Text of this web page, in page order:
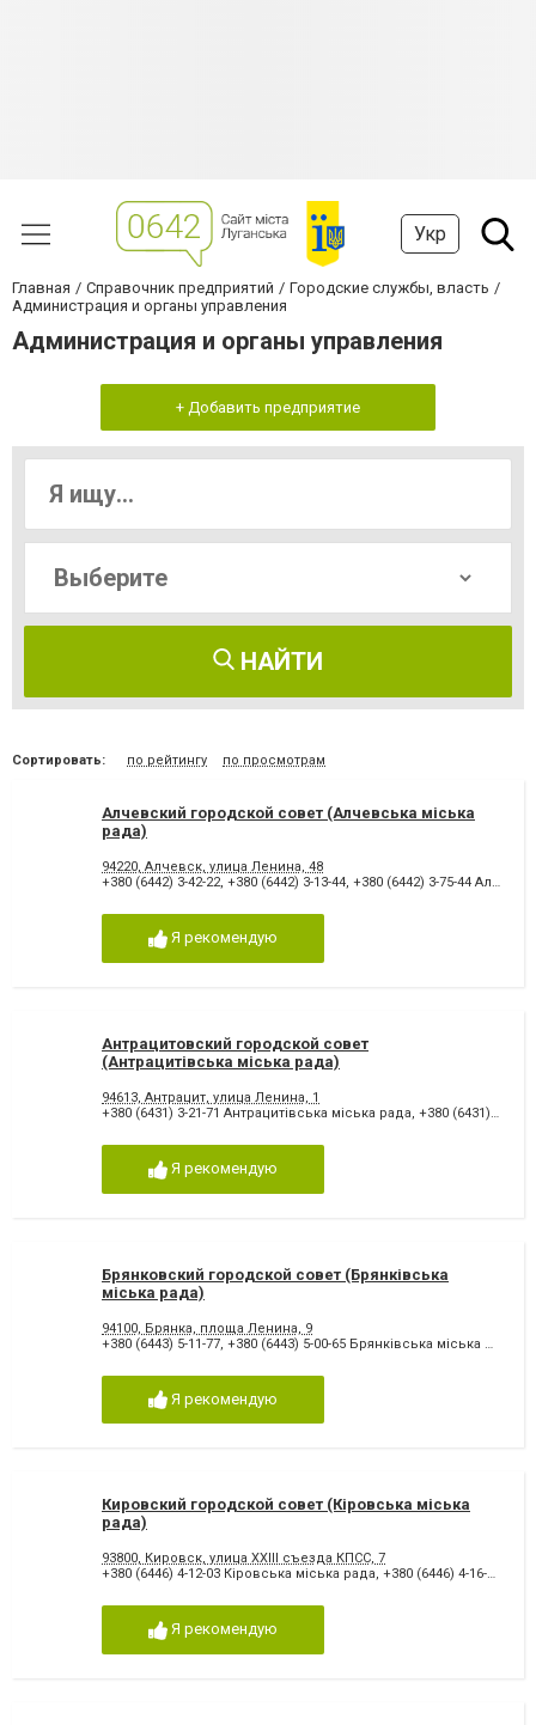
Укр
Главная Справочник предприятий
Городские службы, власть
Администрация и органы управления
Администрация и органы управления
+ Добавить предприятие
НАЙТИ
Сортировать: по рейтингу по просмотрам
Алчевский городской совет (Алчевська міська
рада)
94220, Алчевск, улица Ленина, 48
+380 (6442) 3-42-22, +380 (6442) 3-13-44, +380 (6442) 3-75-44 Алчевська міська рада
Я рекомендую
Антрацитовский городской совет
(Антрацитівська міська рада)
94613, Антрацит, улица Ленина, 1
+380 (6431) 3-21-71 Антрацитівська міська рада, +380 (6431) 3-74-46
Я рекомендую
Брянковский городской совет (Брянківська
міська рада)
94100, Брянка, площа Ленина, 9
+380 (6443) 5-11-77, +380 (6443) 5-00-65 Брянківська міська рада
Я рекомендую
Кировский городской совет (Кіровська міська
рада)
93800, Кировск, улица ХХІІІ съезда КПСС, 7
+380 (6446) 4-12-03 Кіровська міська рада, +380 (6446) 4-16-03
Я рекомендую